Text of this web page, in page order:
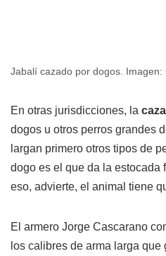
Jabalí cazado por dogos. Imagen:
En otras jurisdicciones, la
dogos u otros perros grandes
largan primero otros tipos de
dogo es el que da la estocada
eso, advierte, el animal tiene
El armero Jorge Cascarano
los calibres de arma larga